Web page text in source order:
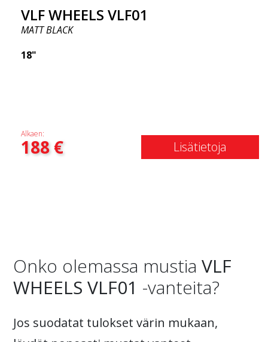
VLF WHEELS VLF01
MATT BLACK
18"
Alkaen:
188€ Lisätietoja
Onko olemassa mustia VLF
WHEELS VLF01 -vanteita?
Jos suodatat tulokset värin mukaan,